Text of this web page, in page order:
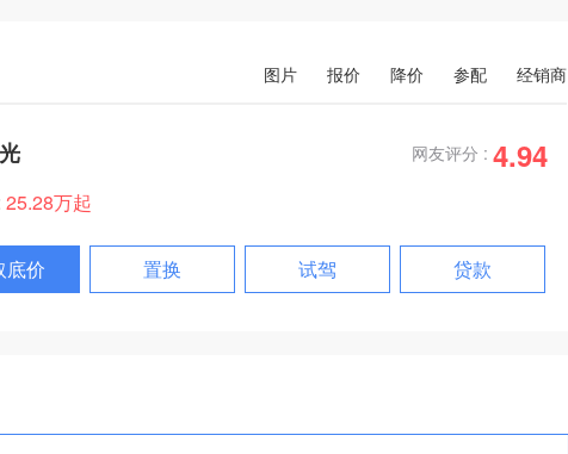
经销商
参配
降价
报价
图片
网友评分 : 4.94
25.28万起
底价 置换 试驾 贷款